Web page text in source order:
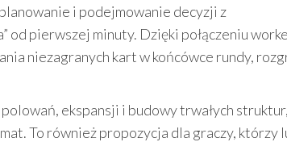
i podejmowanie decyzji z
od pierwszej minuty. Dzięki połączeniu
niezagranych kart w końcówce rundy,
ekspansji i budowy trwałych struktur,
To również propozycja dla graczy, którzy